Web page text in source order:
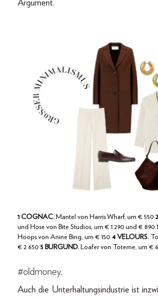
Argument.
1 COGNAC. Mantel von Harris Wharf, um € 550
und Hose von Bite Studios, um € 1.290 und € 890
Hoops von Anine Bing, um € 150 4 VELOURS.
€ 2.650 5 BURGUND. Loafer von Toteme, um €
#oldmoney.
Auch die Unterhaltungsindustrie ist